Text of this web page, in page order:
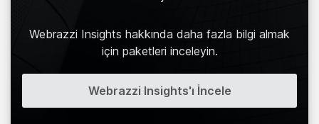
Webrazzi Insights hakkında daha fazla bilgi almak
için paketleri inceleyin.
Webrazzi Insights'ı İncele